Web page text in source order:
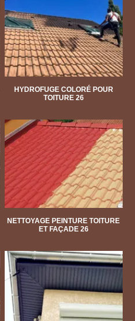
HYDROFUGE COLORÉ POUR
TOITURE 26
NETTOYAGE PEINTURE TOITURE
ET FAÇADE 26